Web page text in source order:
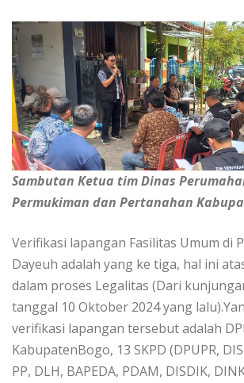
Sambutan Ketua tim Dinas
Permukiman dan Pertanahan
Verifikasi lapangan Fasilitas Umum di
Dayeuh adalah yang ke tiga, hal ini
dalam proses Legalitas (Dari
tanggal 10 Oktober 2024 yang
verifikasi lapangan tersebut adalah
KabupatenBogo, 13 SKPD (DPUPR,
PP, DLH, BAPEDA, PDAM, DISDIK,